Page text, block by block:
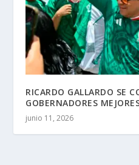
RICARDO GALLARDO SE
GOBERNADORES
junio 11, 2026